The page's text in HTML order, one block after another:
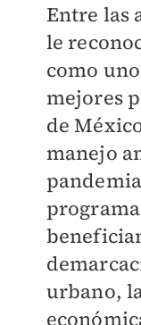
Entre las
le
como
mejores
de
manejo
urbano,